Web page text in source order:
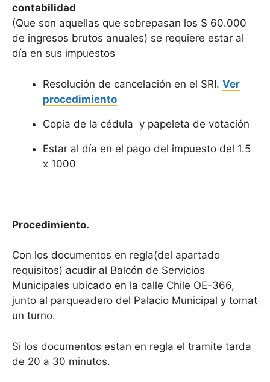
contabilidad
(Que son aquellas que sobrepasan los $ 60.000
de ingresos brutos anuales) se requiere estar al
día en sus impuestos
Resolución de cancelación en el SRI. Ver
procedimiento
Copia de la cédula y papeleta de votación
Estar al día en el pago del impuesto del 1.5
x 1000
Procedimiento.
Con los documentos en regla(del apartado
requisitos) acudir al Balcón de Servicios
Municipales ubicado en la calle Chile OE-366,
junto al parqueadero del Palacio Municipal y tomat
un turno.
Si los documentos estan en regla el tramite tarda
de 20 a 30 minutos.